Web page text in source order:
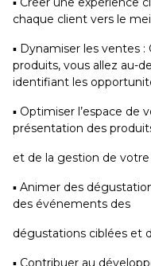
chaque client vers le
▪ Dynamiser les ventes
produits, vous allez au-
identifiant les
▪ Optimiser l’espace de
présentation des
et de la gestion de
▪ Animer des
des événements des
dégustations ciblées et
▪ Contribuer au